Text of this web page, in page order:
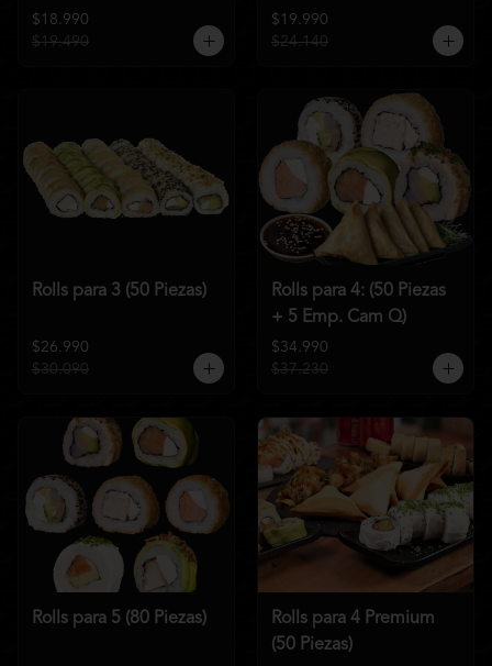
$18.990
$19.490
$19.990
$24.140
Rolls para 3 (50 Piezas)
$26.990
$30.090
Rolls para 4: (50 Piezas
+ 5 Emp. Cam Q)
$34.990
$37.230
Rolls para 5 (80 Piezas)
Rolls para 4 Premium
(50 Piezas)